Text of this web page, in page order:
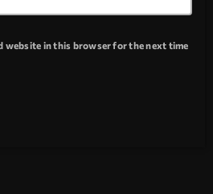
website in this browser for the next time